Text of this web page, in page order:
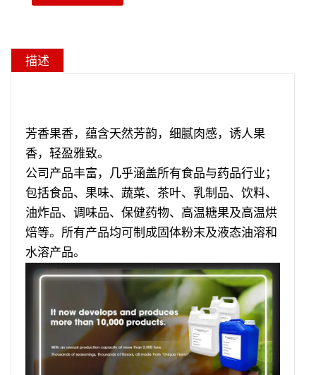
描述
芳香果香，蕴含天然芳韵，细腻肉感，诱人果
香，轻盈雅致。
公司产品丰富，几乎涵盖所有食品与药品行业；
包括食品、果味、蔬菜、茶叶、乳制品、饮料、
油炸品、调味品、保健药物、高温糖果及高温烘
焙等。所有产品均可制成固体粉末及液态油溶和
水溶产品。